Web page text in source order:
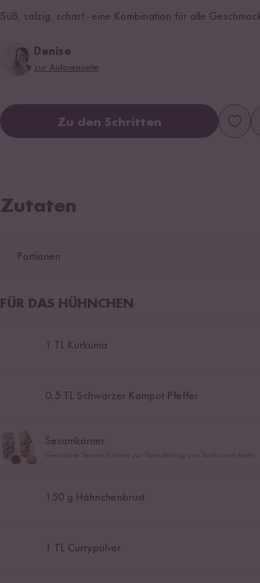
Süß, salzig, scharf - eine Kombination für alle
Denise
zur Autorenseite
Zu den Schritten
Zutaten
Portionen
FÜR DAS HÜHNCHEN
1 TL Kurkuma
0,5 TL Schwarzer Kampot Pfeffer
Sesamkörner
150g Hähnchenbrust
1 TL Currypulver